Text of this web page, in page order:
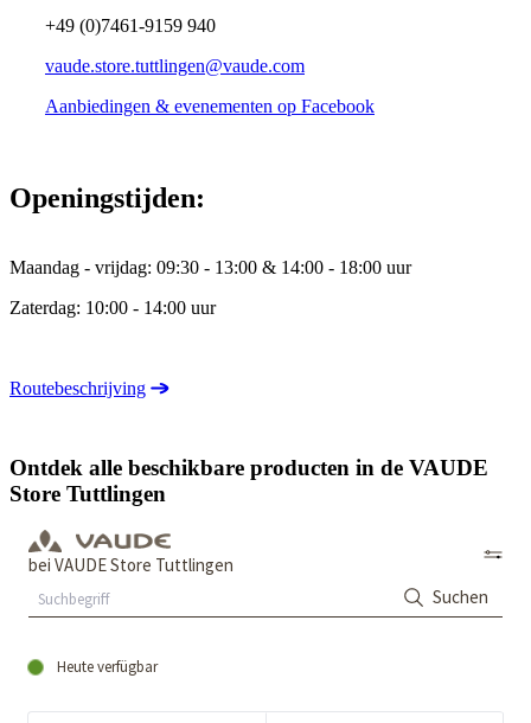
+49 (0)7461-9159 940
vaude.store.tuttlingen@vaude.com
Aanbiedingen & evenementen op Facebook
Openingstijden:
Maandag - vrijdag: 09:30 - 13:00 & 14:00 - 18:00 uur
Zaterdag: 10:00 - 14:00 uur
Routebeschrijving
Ontdek alle beschikbare producten in de VAUDE
Store Tuttlingen